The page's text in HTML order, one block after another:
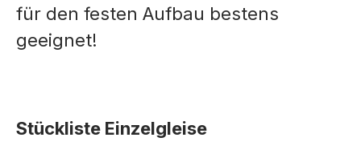
für den festen Aufbau bestens
geeignet!
Stückliste Einzelgleise